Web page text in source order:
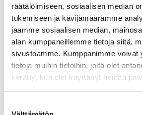
räätälöimiseen, sosiaalisen median
tukemiseen ja kävijämäärämme
jaamme sosiaalisen median,
alan kumppaneillemme tietoja siitä,
sivustoamme. Kumppanimme voivat
tietoja muihin tietoihin, joita olet
kerätty, kun olet käyttänyt heidän